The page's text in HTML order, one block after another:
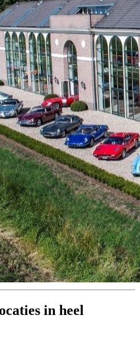
in heel